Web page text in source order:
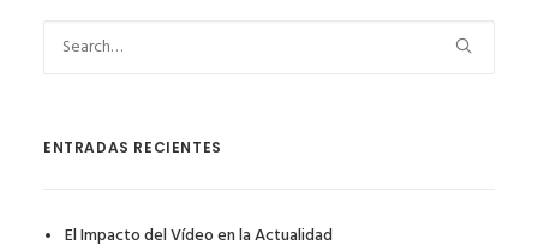
ENTRADAS RECIENTES
El Impacto del Vídeo en la Actualidad